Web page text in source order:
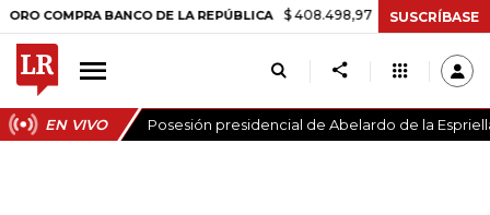
BANCO DE LA REPÚBLICA $ 408.498,97 +$ 8.753,81 +2,19%
SUSCRÍBASE
EN VIVO Posesión presidencial de Abelardo de la